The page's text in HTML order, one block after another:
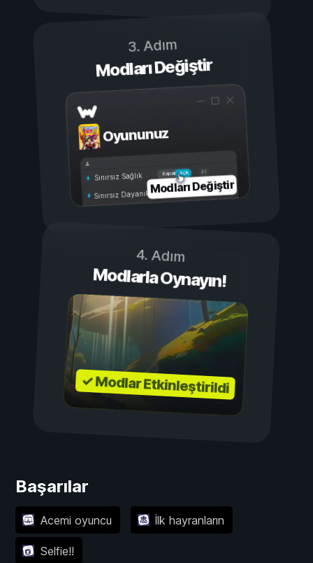
3. Adım
Modları Değiştir
Oyununuz
Açık
Kapalı
Sınırsız Sağlık
Sınırsız DayanıklılıkModları Değiştir
4. Adım
Modlarla Oynayın!
✓ Modlar Etkinleştirildi
Başarılar
Acemi oyuncu İlk hayranların
Selfie!!